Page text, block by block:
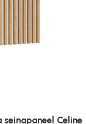
Celine